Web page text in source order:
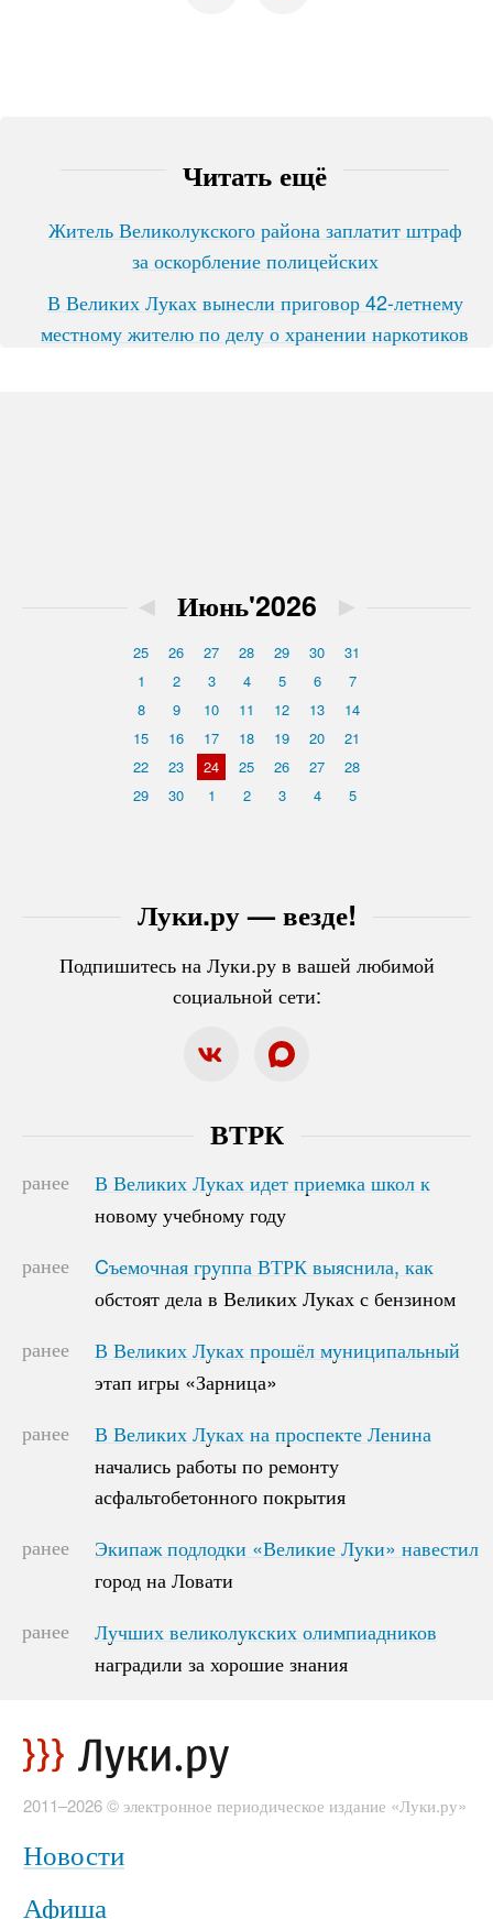
Читать ещё
Житель Великолукского района заплатит штраф
за оскорбление полицейских
В Великих Луках вынесли приговор 42-летнему
местному жителю по делу о хранении наркотиков
Луки.ру — везде!
Подпишитесь на Луки.ру в вашей любимой
социальной сети:
◄ Июнь'2026 ►
25 26 27 28 29 30
31
1
2 3 4 5 6
7
8
9 10 11 12 13
14
15
16 17 18 19 20
21
22
23 24 25 26 27
28
29
30 1 2 3 4 5
ВТРК
ранее
В Великих Луках идет приемка школ к
новому учебному году
В Великих Луках идет приемка школ к
новому учебному году
ранее
Cъемочная группа ВТРК выяснила, как
обстоят дела в Великих Луках с бензином
Cъемочная группа ВТРК выяснила, как
обстоят дела в Великих Луках с бензином
ранее
В Великих Луках прошёл муниципальный
этап игры «Зарница»
В Великих Луках прошёл муниципальный
этап игры «Зарница»
ранее
В Великих Луках на проспекте Ленина
начались работы по ремонту
асфальтобетонного покрытия
В Великих Луках на проспекте Ленина
начались работы по ремонту
асфальтобетонного покрытия
ранее
Экипаж подлодки «Великие Луки» навестил
город на Ловати
Экипаж подлодки «Великие Луки» навестил
город на Ловати
ранее
Лучших великолукских олимпиадников
наградили за хорошие знания
Лучших великолукских олимпиадников
наградили за хорошие знания
2011–2026 © электронное периодическое издание «Луки.ру»
Новости
Афиша